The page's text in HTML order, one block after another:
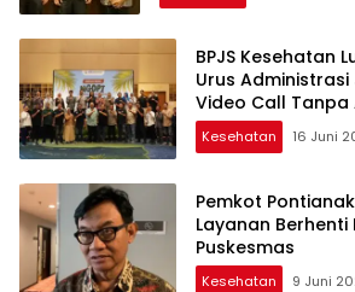
BPJS Kesehatan
Urus Administrasi
Video Call Tanpa
Kesehatan 16 Juni
Pemkot
Layanan
Puskesmas
Kesehatan 9 Juni